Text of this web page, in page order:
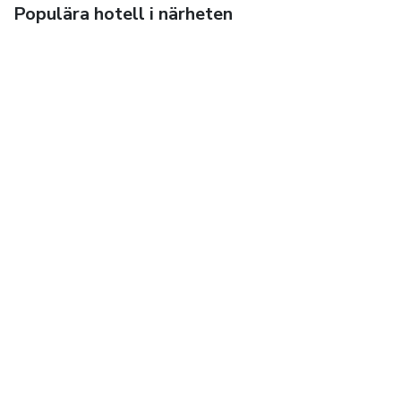
Populära hotell i närheten